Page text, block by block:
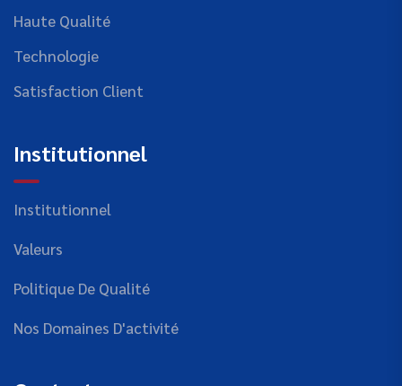
Haute Qualité
Technologie
Satisfaction Client
Institutionnel
Institutionnel
Valeurs
Politique De Qualité
Nos Domaines D'activité